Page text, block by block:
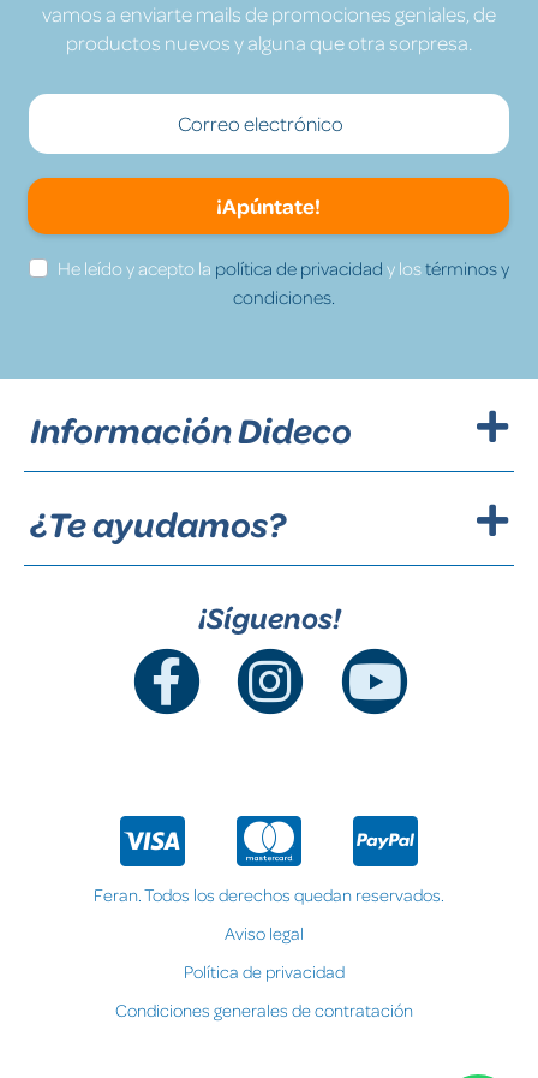
vamos a enviarte mails de promociones geniales, de
productos nuevos y alguna que otra sorpresa.
¡Apúntate!
He leído y acepto la política de privacidad y lostérminos y
condiciones.
Información Dideco
¿Te ayudamos?
¡Síguenos!
Feran. Todos los derechos quedan reservados.
Aviso legal
Política de privacidad
Condiciones generales de contratación